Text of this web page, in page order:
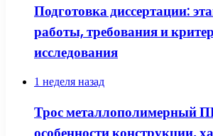
Подготовка диссертации:
работы, требования и
исследования
1 неделя назад
Трос металлополимерный